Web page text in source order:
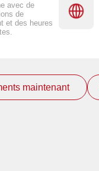
avec de
de
et des heures
maintenant